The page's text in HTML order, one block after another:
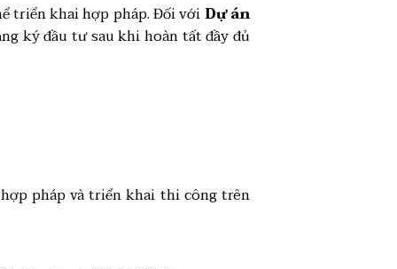
triển khai hợp pháp. Đối vớiDự án
ký đầu tư sau khi hoàn tất đầy đủ
pháp và triển khai thi công trên